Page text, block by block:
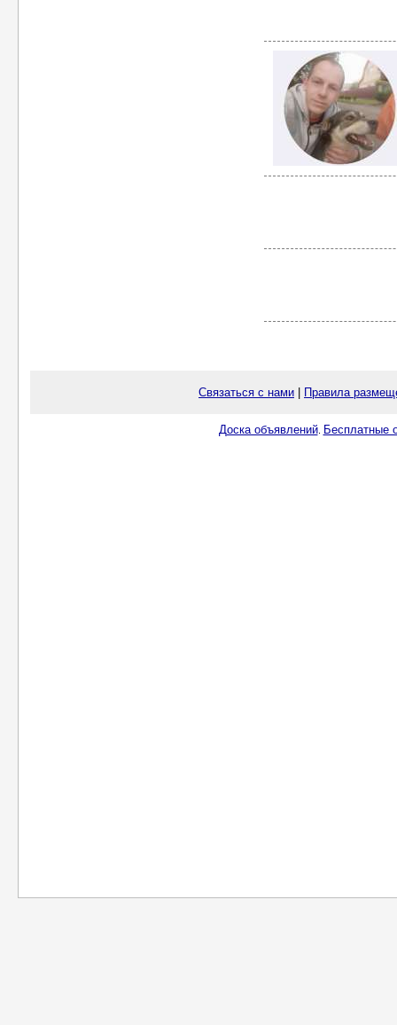
Связаться с нами Правила
Доска объявлений. Бесплатные